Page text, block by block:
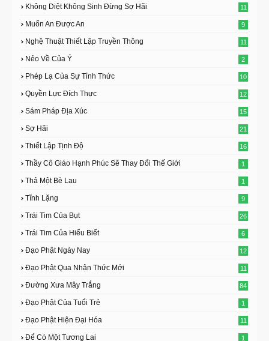
Không Diệt Không Sinh Đừng Sợ Hãi 11
Muốn An Được An 9
Nghệ Thuật Thiết Lập Truyền Thông 11
Nẻo Về Của Ý 2
Phép Lạ Của Sự Tỉnh Thức 10
Quyền Lực Đích Thực 12
Sám Pháp Địa Xúc 15
Sợ Hãi 21
Thiết Lập Tịnh Độ 16
Thầy Cô Giáo Hạnh Phúc Sẽ Thay Đổi Thế Giới 1
Thả Một Bè Lau 1
Tĩnh Lặng 9
Trái Tim Của Bụt 26
Trái Tim Của Hiểu Biết 6
Đạo Phật Ngày Nay 12
Đạo Phật Qua Nhận Thức Mới 11
Đường Xưa Mây Trắng 84
Đạo Phật Của Tuổi Trẻ 1
Đạo Phật Hiện Đại Hóa 11
Để Có Một Tương Lai 1